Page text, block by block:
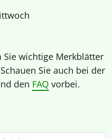
Sie wichtige Merkblätter
Sie auch bei der
den FAQ vorbei.